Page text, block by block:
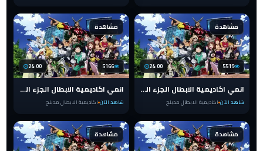
مشاهدة
24:00 5519
انمي اكاديمية الابطال الجزء الرابع مدبلج الحلقة 15 عربي
شاهد الآن اكاديمية الابطال مدبلج
مشاهدة
24:00 5166
انمي اكاديمية الابطال الجزء الرابع مدبلج الحلقة 14 عربي
شاهد الآن اكاديمية الابطال مدبلج
مشاهدة مشاهدة